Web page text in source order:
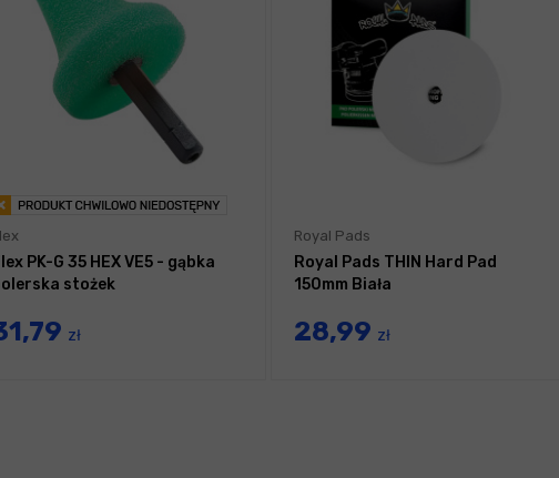
PK-G 35 HEX VE5 - gąbka
stożek
zł
Royal Pads
Royal Pads THIN Hard Pad
150mm Biała
28,99 zł